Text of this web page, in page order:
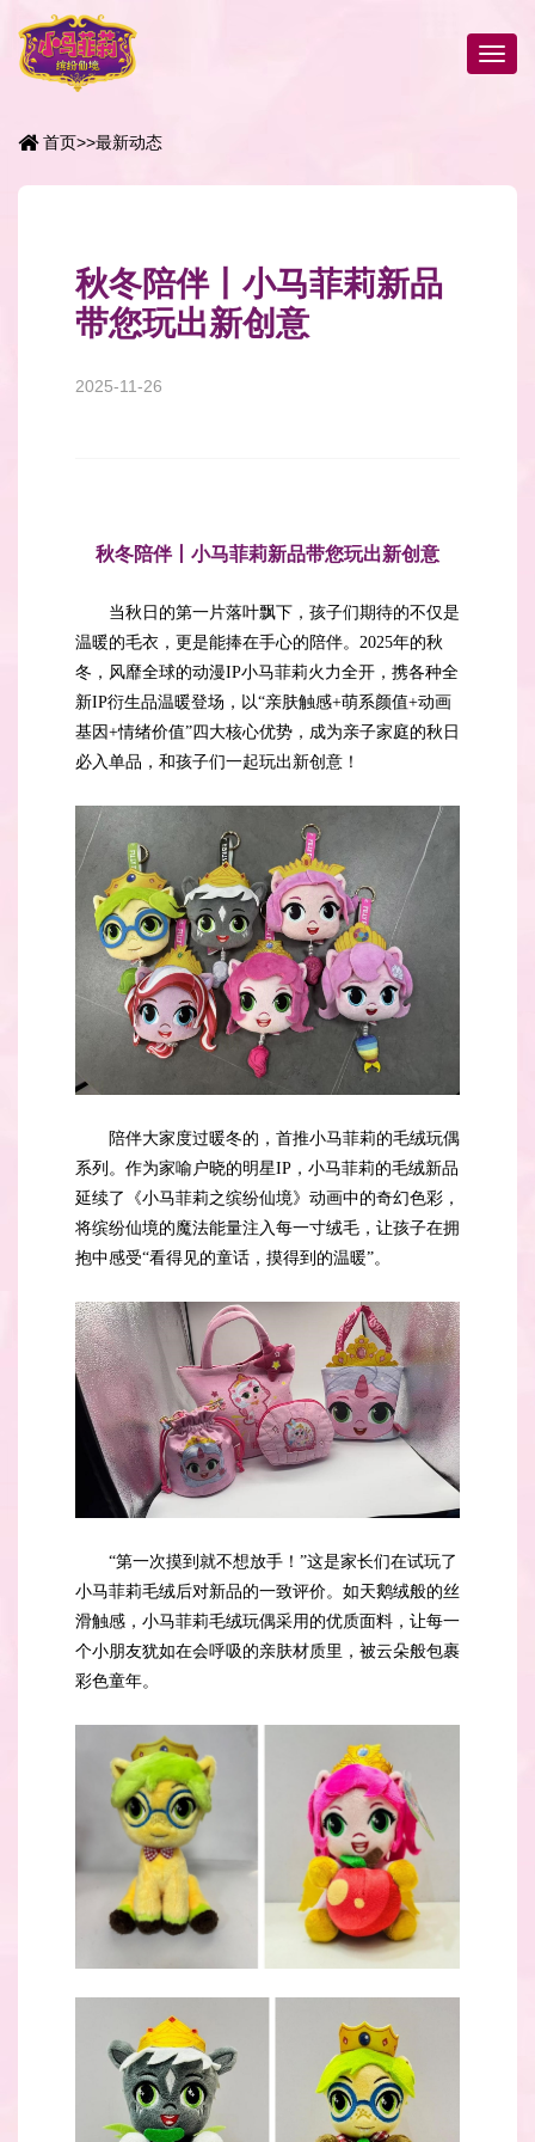
首页>>最新动态
秋冬陪伴丨小马菲莉新品
带您玩出新创意
2025-11-26
秋冬陪伴丨小马菲莉新品带您玩出新创意
当秋日的第一片落叶飘下，孩子们期待的不仅是
温暖的毛衣，更是能捧在手心的陪伴。2025年的秋
冬，风靡全球的动漫IP小马菲莉火力全开，携各种全
新IP衍生品温暖登场，以“亲肤触感+萌系颜值+动画
基因+情绪价值”四大核心优势，成为亲子家庭的秋日
必入单品，和孩子们一起玩出新创意！
陪伴大家度过暖冬的，首推小马菲莉的毛绒玩偶
系列。作为家喻户晓的明星IP，小马菲莉的毛绒新品
延续了《小马菲莉之缤纷仙境》动画中的奇幻色彩，
将缤纷仙境的魔法能量注入每一寸绒毛，让孩子在拥
抱中感受“看得见的童话，摸得到的温暖”。
“第一次摸到就不想放手！”这是家长们在试玩了
小马菲莉毛绒后对新品的一致评价。如天鹅绒般的丝
滑触感，小马菲莉毛绒玩偶采用的优质面料，让每一
个小朋友犹如在会呼吸的亲肤材质里，被云朵般包裹
彩色童年。